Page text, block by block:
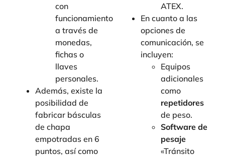
con
funcionamiento
a través de
monedas,
fichas o
llaves
personales.
Además, existe la
posibilidad de
fabricar básculas
de chapa
empotradas en 6
puntos, así como
ATEX.
En cuanto a las
opciones de
comunicación, se
incluyen:
Equipos
adicionales
como
repetidores
de peso.
Software de
pesaje
«Tránsito